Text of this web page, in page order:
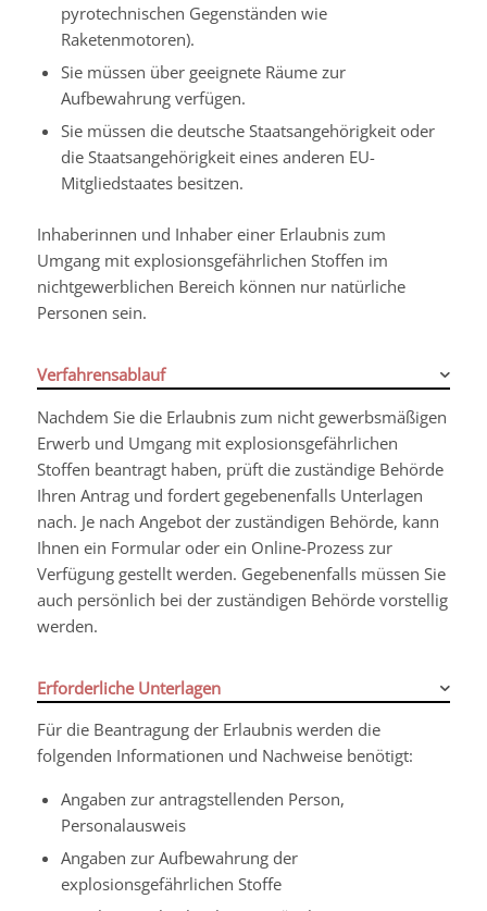
pyrotechnischen Gegenständen wie
Raketenmotoren).
Sie müssen über geeignete Räume zur
Aufbewahrung verfügen.
Sie müssen die deutsche Staatsangehörigkeit oder
die Staatsangehörigkeit eines anderen EU-
Mitgliedstaates besitzen.
Inhaberinnen und Inhaber einer Erlaubnis zum
Umgang mit explosionsgefährlichen Stoffen im
nichtgewerblichen Bereich können nur natürliche
Personen sein.
Verfahrensablauf
Nachdem Sie die Erlaubnis zum nicht gewerbsmäßigen
Erwerb und Umgang mit explosionsgefährlichen
Stoffen beantragt haben, prüft die zuständige Behörde
Ihren Antrag und fordert gegebenenfalls Unterlagen
nach. Je nach Angebot der zuständigen Behörde, kann
Ihnen ein Formular oder ein Online-Prozess zur
Verfügung gestellt werden. Gegebenenfalls müssen Sie
auch persönlich bei der zuständigen Behörde vorstellig
werden.
Erforderliche Unterlagen
Für die Beantragung der Erlaubnis werden die
folgenden Informationen und Nachweise benötigt:
Angaben zur antragstellenden Person,
Personalausweis
Angaben zur Aufbewahrung der
explosionsgefährlichen Stoffe